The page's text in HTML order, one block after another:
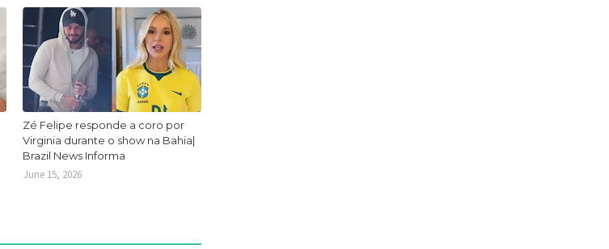
Zé Felipe responde a coro por
Virginia durante o show na Bahia|
Brazil News Informa
June 15, 2026